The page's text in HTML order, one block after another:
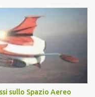
Ghiacciato, ma
Riproponiamo
sullo Spazio Aereo